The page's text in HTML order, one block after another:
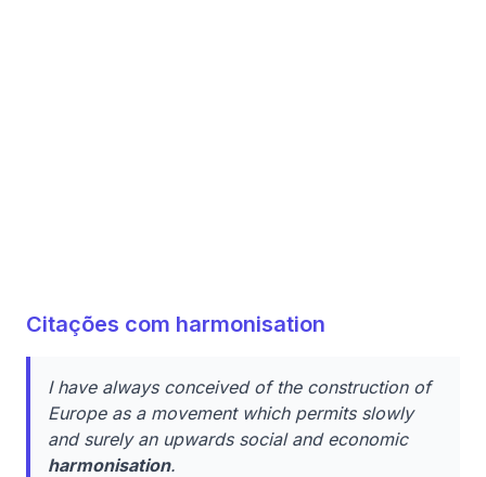
Citações com harmonisation
I have always conceived of the construction of
Europe as a movement which permits slowly
and surely an upwards social and economic
harmonisation.